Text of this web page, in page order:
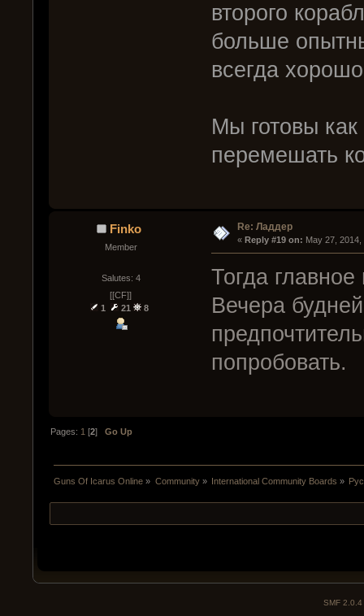
второго
больше
всегда
Мы готовы как
перемешать
Finko
Member
Salutes: 4
[[CF]]
1
21 8
Re: Ладдер
« Reply #19 on: May 27,
Тогда
Вечера
попробовать.
Pages: 1 [2]Go Up
Guns Of Icarus Online » Community» International Community Boards »
SMF 2.0.4